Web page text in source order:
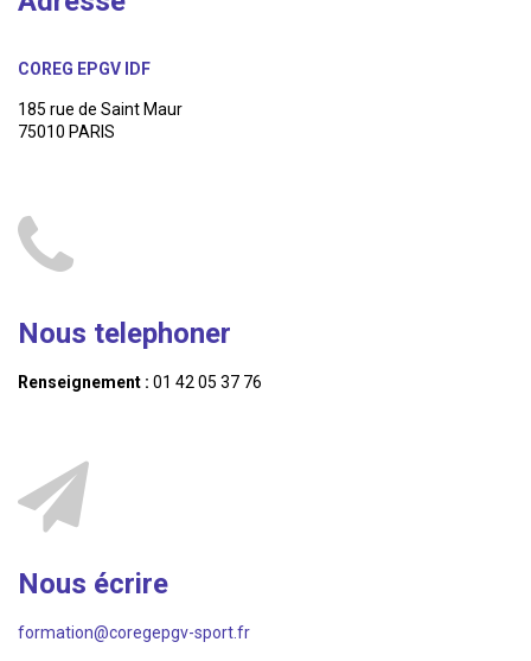
COREG EPGV IDF
185 rue de Saint Maur
75010 PARIS
Nous telephoner
Renseignement : 01 42 05 37 76
Nous écrire
formation@coregepgv-sport.fr